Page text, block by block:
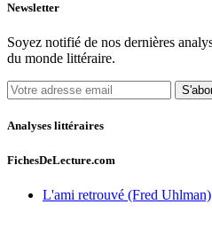
Newsletter
Soyez notifié de nos dernières
du monde littéraire.
Analyses littéraires
FichesDeLecture.com
L'ami retrouvé (Fred Uhlman)